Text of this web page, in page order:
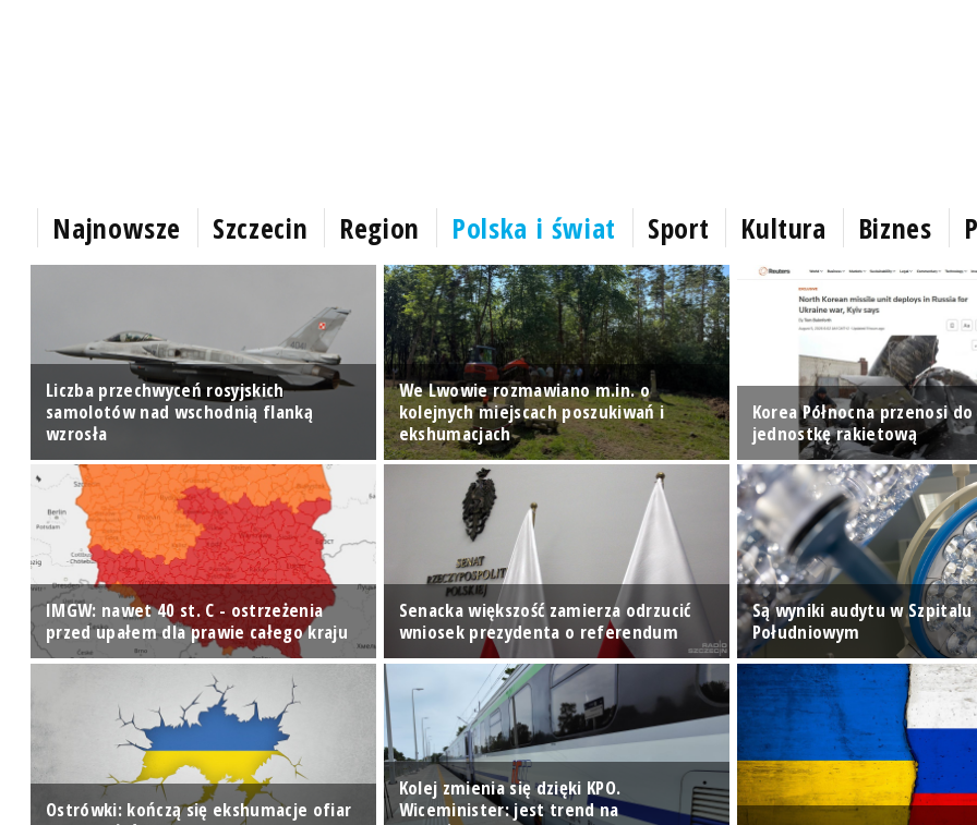
Najnowsze Szczecin Region Polska i świat Sport Kultura Biznes
Liczba przechwyceń rosyjskich
samolotów nad wschodnią flanką
wzrosła
We Lwowie rozmawiano m.in. o
kolejnych miejscach poszukiwań i
ekshumacjach
Korea Północna przenosi do
jednostkę rakietową
IMGW: nawet 40 st. C - ostrzeżenia
przed upałem dla prawie całego kraju
Senacka większość zamierza odrzucić
wniosek prezydenta o referendum
Są wyniki audytu w Szpitalu
Południowym
Ostrówki: kończą się ekshumacje ofiar
Kolej zmienia się dzięki KPO.
Wiceminister: jest trend na